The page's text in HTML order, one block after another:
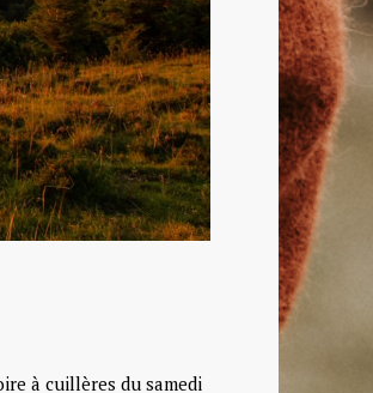
à cuillères du samedi